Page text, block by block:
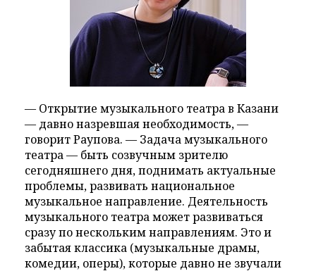
— Открытие музыкального театра в Казани
— давно назревшая необходимость, —
говорит Раупова. — Задача музыкального
театра — быть созвучным зрителю
сегодняшнего дня, поднимать актуальные
проблемы, развивать национальное
музыкальное направление. Деятельность
музыкального театра может развиваться
сразу по нескольким направлениям. Это и
забытая классика (музыкальные драмы,
комедии, оперы), которые давно не звучали